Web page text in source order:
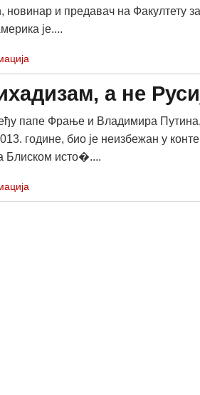
новинар и предавач на Факултету
је....
а не
папе Фрање и Владимира Путина,
године, био је неизбежан у
Блиском исто�....